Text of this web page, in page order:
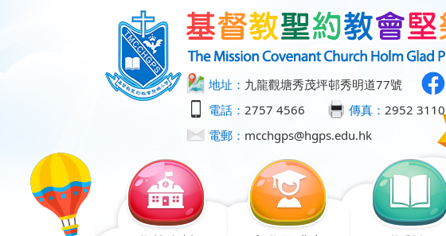
地址： 九龍觀塘秀茂坪邨秀明道77號
電話： 2757 4566 傳真： 2952 3110
電郵： mcchgps@hgps.edu.hk